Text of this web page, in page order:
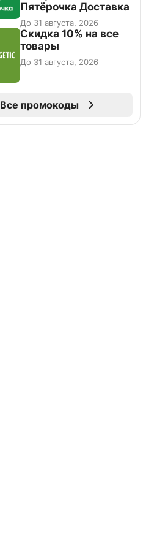
Пятёрочка Доставка
До 31 августа, 2026
Скидка 10% на все
товары
До 31 августа, 2026
Все промокоды